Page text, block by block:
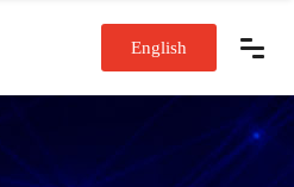
English